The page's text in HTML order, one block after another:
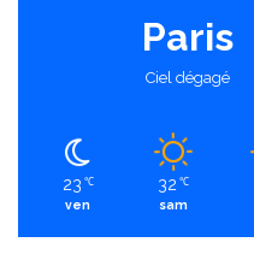
Paris
Ciel dégagé
23 ℃
ven
32 ℃
sam